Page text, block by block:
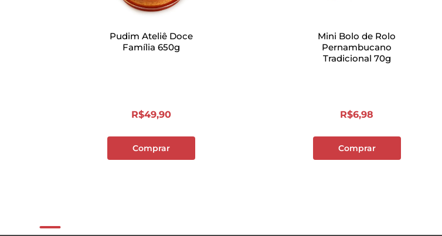
Pudim Ateliê Doce
Família 650g
R$49,90
Comprar
Mini Bolo de Rolo
Pernambucano
Tradicional 70g
R$6,98
Comprar